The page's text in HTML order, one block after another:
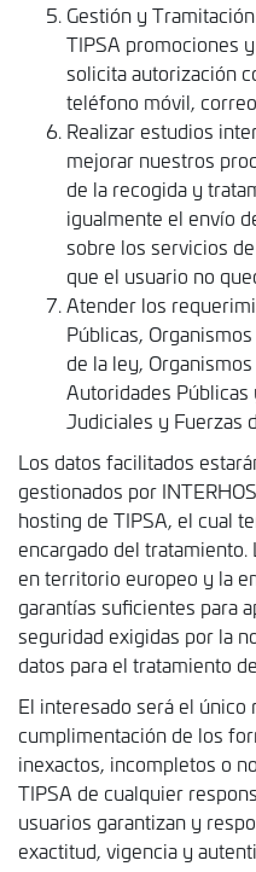
Gestión y
TIPSA promociones
solicita autorización
teléfono móvil,
Realizar estudios
mejorar nuestros
de la recogida y
igualmente el envío
sobre los servicios
que el usuario no
Atender los
Públicas,
de la ley,
Autoridades Públicas
Judiciales y Fuerzas
Los datos facilitados
gestionados por
hosting de TIPSA, el cual
encargado del
en territorio europeo y la
garantías suficientes para
seguridad exigidas por la
datos para el tratamiento
El interesado será el único
cumplimentación de los
inexactos, incompletos o
TIPSA de cualquier
usuarios garantizan y
exactitud, vigencia y